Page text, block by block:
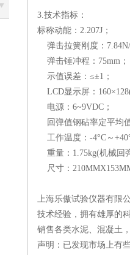
3.技术指标：
标称动能：2.207J；
弹击拉簧刚度：
弹击锤冲程：75mm；
示值误差：≤±1；
LCD显示屏：
电源：6~9VDC；
回弹值钢砧率定平均
工作温度：-4°C～
重量：1.75kg(机械回
尺寸：
上海乐傲试验仪器有限
技术经验，拥有雄厚的
销售各类水泥、混凝土
声明：已发现市场上有